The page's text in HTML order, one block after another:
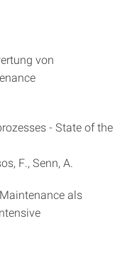
von
- State of the
F., Senn, A.
als